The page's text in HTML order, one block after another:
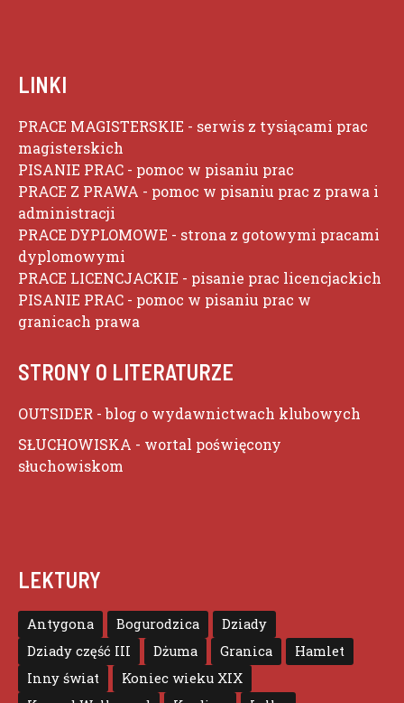
LINKI
PRACE MAGISTERSKIE - serwis z tysiącami prac
magisterskich
PISANIE PRAC - pomoc w pisaniu prac
PRACE Z PRAWA - pomoc w pisaniu prac z prawa i
administracji
PRACE DYPLOMOWE - strona z gotowymi pracami
dyplomowymi
PRACE LICENCJACKIE - pisanie prac licencjackich
PISANIE PRAC - pomoc w pisaniu prac w
granicach prawa
STRONY O LITERATURZE
OUTSIDER - blog o wydawnictwach klubowych
SŁUCHOWISKA - wortal poświęcony
słuchowiskom
LEKTURY
Antygona Bogurodzica
Dziady
Dziady część III
Dżuma Granica
Hamlet
Inny świat
Koniec wieku XIX